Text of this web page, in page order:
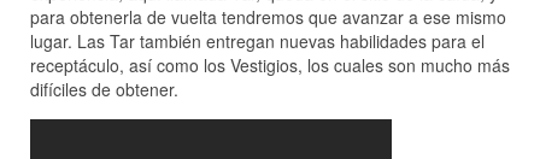
para obtenerla de vuelta tendremos que avanzar a ese mismo
lugar. Las Tar también entregan nuevas habilidades para el
receptáculo, así como los Vestigios, los cuales son mucho más
difíciles de obtener.